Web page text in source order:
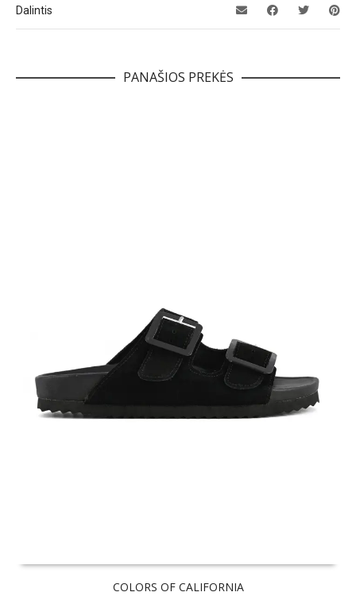
Dalintis
PANAŠIOS PREKĖS
COLORS OF CALIFORNIA